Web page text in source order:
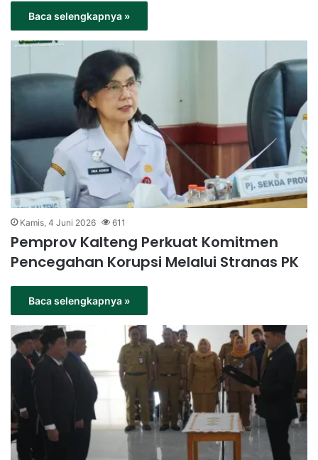
Baca selengkapnya »
Kamis, 4 Juni 2026 611
Pemprov Kalteng Perkuat Komitmen
Pencegahan Korupsi Melalui Stranas PK
Baca selengkapnya »